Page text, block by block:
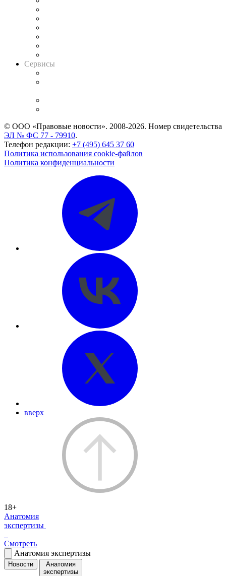
Сервисы
© ООО «Правовые новости». 2008-2026. Номер свидетельства
ЭЛ № ФС 77 - 79910.
Телефон редакции: +7 (495) 645 37 60
Политика использования cookie-файлов
Политика конфиденциальности
вверх
18+
Анатомия
экспертизы
Смотреть
Анатомия экспертизы
Новости
Анатомия
экспертизы